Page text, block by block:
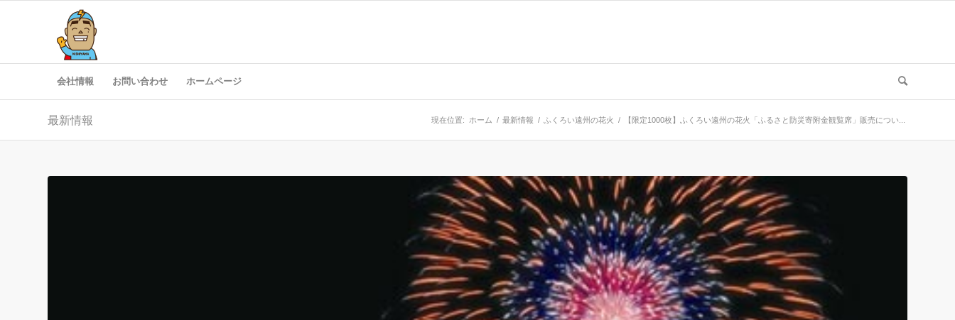
会社情報 お問い合わせ ホームページ
最新情報 現在位置: ホーム / 最新情報 / ふくろい遠州の花火 / 【限定1000枚】ふくろい遠州の花火「ふるさと防災寄附金観覧席」販売につい...